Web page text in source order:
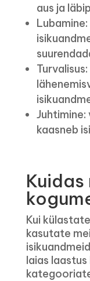
aus ja
kaasneb
Kui
kasutate
laias